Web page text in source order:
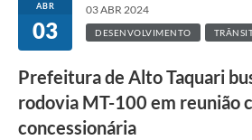
ABR
03
03 ABR 2024
DESENVOLVIMENTO
Prefeitura de Alto Taquari
rodovia MT-100 em reunião
concessionária